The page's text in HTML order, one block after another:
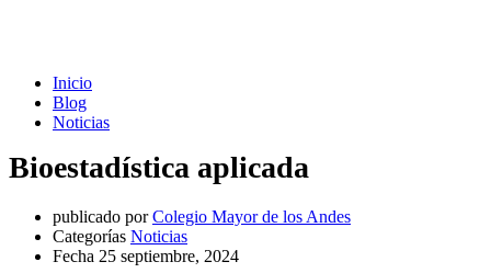
Inicio
Blog
Noticias
Bioestadística aplicada
publicado por Colegio Mayor de los Andes
Categorías Noticias
Fecha 25 septiembre, 2024